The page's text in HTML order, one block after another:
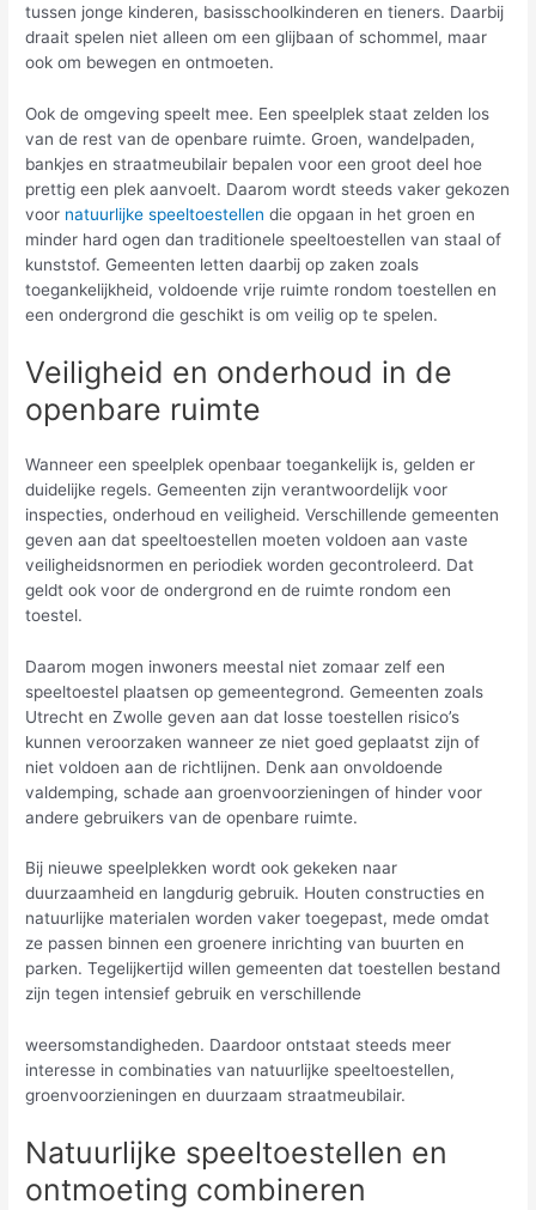
tussen jonge kinderen, basisschoolkinderen en tieners. Daarbij
draait spelen niet alleen om een glijbaan of schommel, maar
ook om bewegen en ontmoeten.
Ook de omgeving speelt mee. Een speelplek staat zelden los
van de rest van de openbare ruimte. Groen, wandelpaden,
bankjes en straatmeubilair bepalen voor een groot deel hoe
prettig een plek aanvoelt. Daarom wordt steeds vaker gekozen
voor natuurlijke speeltoestellen die opgaan in het groen en
minder hard ogen dan traditionele speeltoestellen van staal of
kunststof. Gemeenten letten daarbij op zaken zoals
toegankelijkheid, voldoende vrije ruimte rondom toestellen en
een ondergrond die geschikt is om veilig op te spelen.
Veiligheid en onderhoud in de
openbare ruimte
Wanneer een speelplek openbaar toegankelijk is, gelden er
duidelijke regels. Gemeenten zijn verantwoordelijk voor
inspecties, onderhoud en veiligheid. Verschillende gemeenten
geven aan dat speeltoestellen moeten voldoen aan vaste
veiligheidsnormen en periodiek worden gecontroleerd. Dat
geldt ook voor de ondergrond en de ruimte rondom een
toestel.
Daarom mogen inwoners meestal niet zomaar zelf een
speeltoestel plaatsen op gemeentegrond. Gemeenten zoals
Utrecht en Zwolle geven aan dat losse toestellen risico’s
kunnen veroorzaken wanneer ze niet goed geplaatst zijn of
niet voldoen aan de richtlijnen. Denk aan onvoldoende
valdemping, schade aan groenvoorzieningen of hinder voor
andere gebruikers van de openbare ruimte.
Bij nieuwe speelplekken wordt ook gekeken naar
duurzaamheid en langdurig gebruik. Houten constructies en
natuurlijke materialen worden vaker toegepast, mede omdat
ze passen binnen een groenere inrichting van buurten en
parken. Tegelijkertijd willen gemeenten dat toestellen bestand
zijn tegen intensief gebruik en verschillende
weersomstandigheden. Daardoor ontstaat steeds meer
interesse in combinaties van natuurlijke speeltoestellen,
groenvoorzieningen en duurzaam straatmeubilair.
Natuurlijke speeltoestellen en
ontmoeting combineren